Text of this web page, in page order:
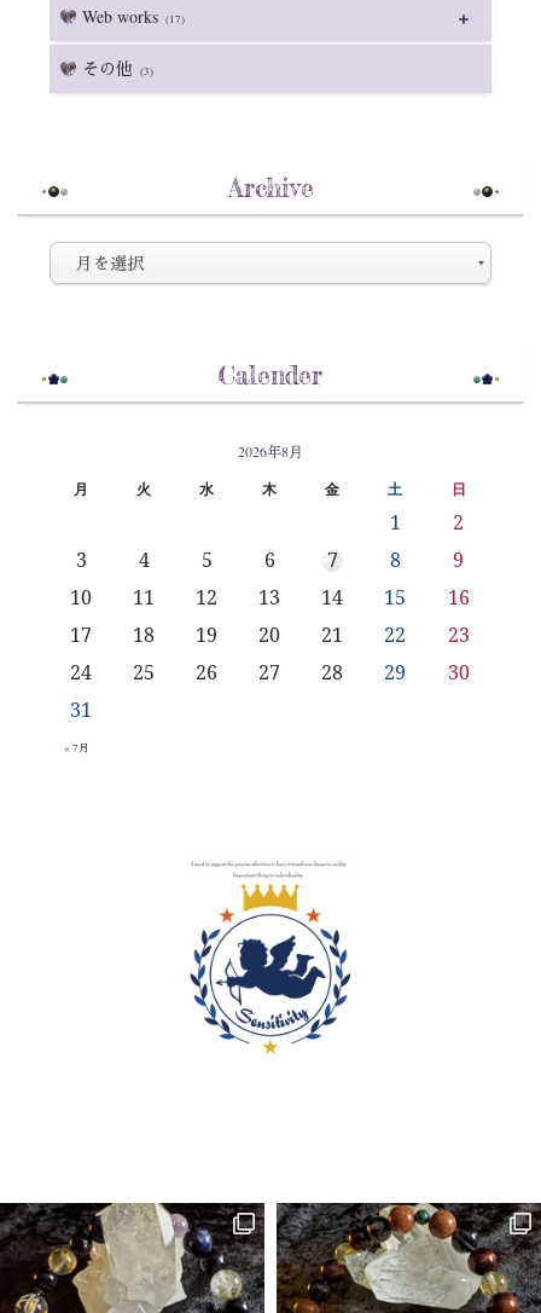
Web works (17)
その他 (3)
Archive
Calender
2026年8月
月 火 水 木 金 土 日
1
2
3
4 5 6 7 8
9
10
11 12 13 14 15
16
17
18 19 20 21 22
23
24
25 26 27 28 29
30
31
« 7月